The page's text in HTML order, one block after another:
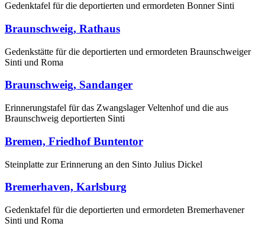
Gedenktafel für die deportierten und ermordeten Bonner Sinti
Braunschweig, Rathaus
Gedenkstätte für die deportierten und ermordeten Braunschweiger
Sinti und Roma
Braunschweig, Sandanger
Erinnerungstafel für das Zwangslager Veltenhof und die aus
Braunschweig deportierten Sinti
Bremen, Friedhof Buntentor
Steinplatte zur Erinnerung an den Sinto Julius Dickel
Bremerhaven, Karlsburg
Gedenktafel für die deportierten und ermordeten Bremerhavener
Sinti und Roma